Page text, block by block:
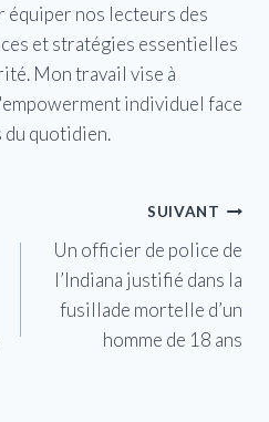
équiper nos lecteurs des
et stratégies essentielles
Mon travail vise à
individuel face
du quotidien.
SUIVANT
Un officier de police de
l’Indiana justifié dans la
fusillade mortelle d’un
homme de 18 ans